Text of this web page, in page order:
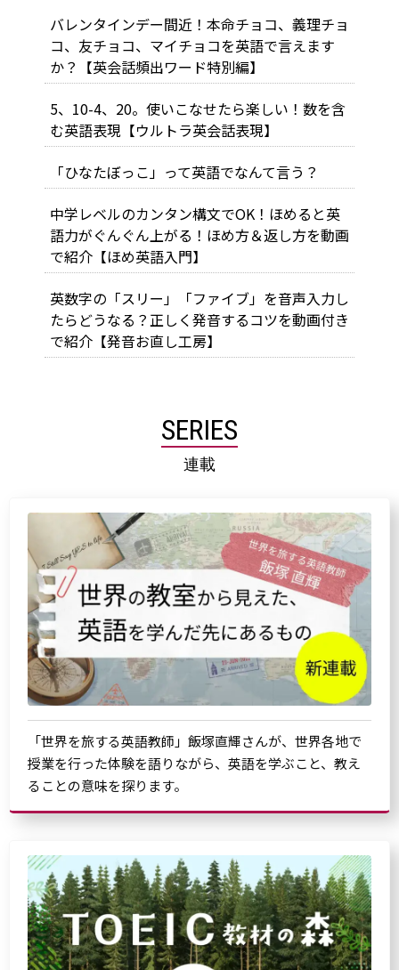
バレンタインデー間近！本命チョコ、義理チョ
コ、友チョコ、マイチョコを英語で言えます
か？【英会話頻出ワード特別編】
5、10-4、20。使いこなせたら楽しい！数を含
む英語表現【ウルトラ英会話表現】
「ひなたぼっこ」って英語でなんて言う？
中学レベルのカンタン構文でOK！ほめると英
語力がぐんぐん上がる！ほめ方＆返し方を動画
で紹介【ほめ英語入門】
英数字の「スリー」「ファイブ」を音声入力し
たらどうなる？正しく発音するコツを動画付き
で紹介【発音お直し工房】
SERIES
連載
「世界を旅する英語教師」飯塚直輝さんが、世界各地で
授業を行った体験を語りながら、英語を学ぶこと、教え
ることの意味を探ります。